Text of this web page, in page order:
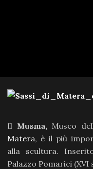
Il Musma, Museo
Matera, è il più
alla scultura.
Palazzo Pomarici (XVI